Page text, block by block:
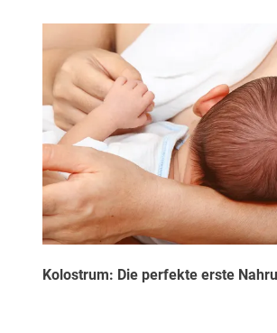
Kolostrum: Die perfekte erste